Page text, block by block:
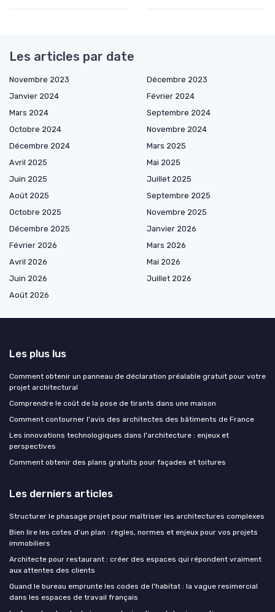
Les articles par date
Novembre 2023
Décembre 2023
Janvier 2024
Février 2024
Mars 2024
Septembre 2024
Octobre 2024
Novembre 2024
Décembre 2024
Mars 2025
Avril 2025
Mai 2025
Juin 2025
Juillet 2025
Août 2025
Septembre 2025
Octobre 2025
Novembre 2025
Décembre 2025
Janvier 2026
Février 2026
Mars 2026
Avril 2026
Mai 2026
Juin 2026
Juillet 2026
Août 2026
Les plus lus
Comment obtenir un panneau de déclaration préalable gratuit pour votre
projet architectural
Comprendre le coût de la pose de tirants dans une maison
Comment contourner l'avis des architectes des bâtiments de France
Les innovations technologiques dans l'architecture : enjeux et
perspectives
Comment obtenir des plans gratuits pour façades et toitures
Les derniers articles
Structurer le phasage projet pour maîtriser les architectures complexes
Bien lire les cotes d’un plan : règles, normes et enjeux pour vos projets
immobiliers
Architecte pour restaurant : créer des espaces qui répondent vraiment
aux attentes des clients
Quand le bureau emprunte les codes de l'habitat : la vague resimercial
dans les espaces de travail français